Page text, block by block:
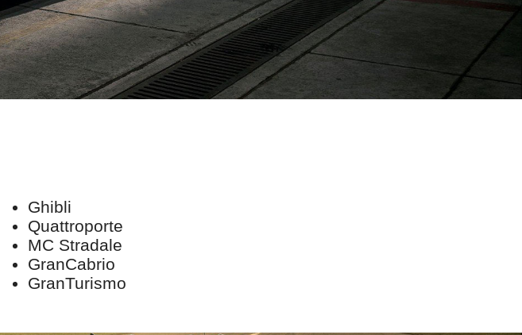
Ghibli
Quattroporte
MC Stradale
GranCabrio
GranTurismo